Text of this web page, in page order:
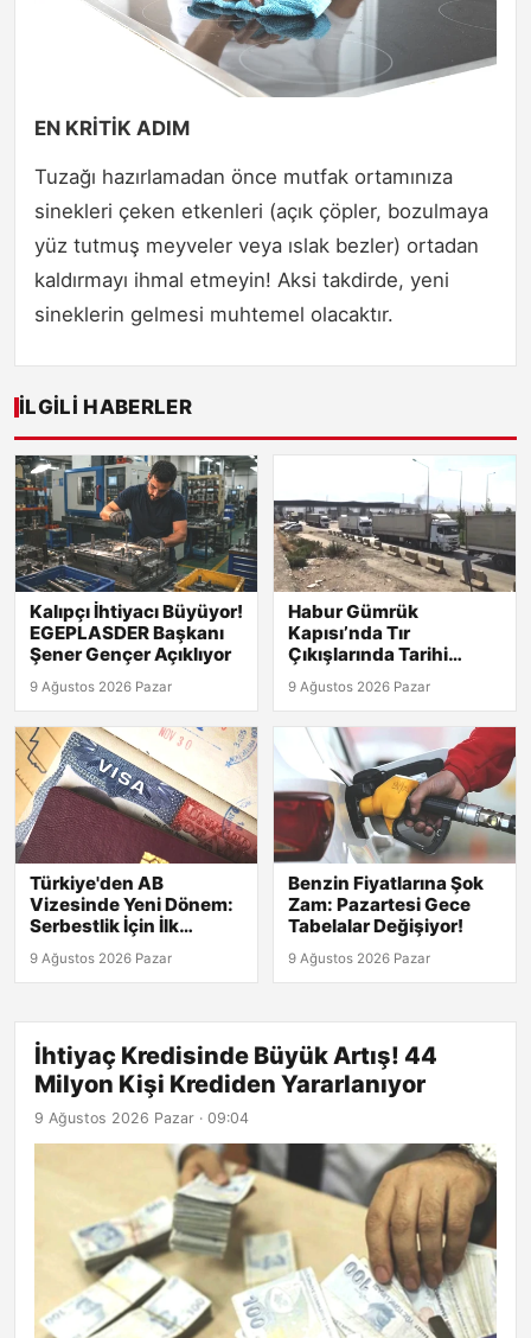
EN KRİTİK ADIM
Tuzağı hazırlamadan önce mutfak ortamınıza
sinekleri çeken etkenleri (açık çöpler, bozulmaya
yüz tutmuş meyveler veya ıslak bezler) ortadan
kaldırmayı ihmal etmeyin! Aksi takdirde, yeni
sineklerin gelmesi muhtemel olacaktır.
İLGILI HABERLER
Kalıpçı İhtiyacı Büyüyor!
EGEPLASDER Başkanı
Şener Gençer Açıklıyor
9 Ağustos 2026 Pazar
Habur Gümrük
Kapısı’nda Tır
Çıkışlarında Tarihi
Rekor! 2026 Günlük
Verileri Açıklandı!
9 Ağustos 2026 Pazar
Türkiye'den AB
Vizesinde Yeni Dönem:
Serbestlik İçin İlk
9 Ağustos 2026 Pazar
Benzin Fiyatlarına Şok
Zam: Pazartesi Gece
Tabelalar Değişiyor!
9 Ağustos 2026 Pazar
İhtiyaç Kredisinde Büyük Artış! 44
Milyon Kişi Krediden Yararlanıyor
9 Ağustos 2026 Pazar · 09:04